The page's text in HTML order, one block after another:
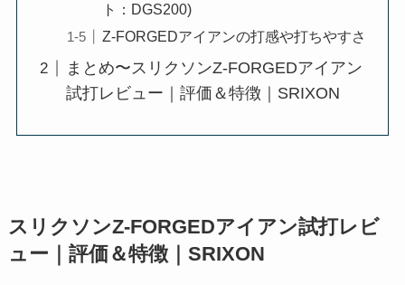
ト：DGS200)
Z-FORGEDアイアンの打感や打ちやすさ
まとめ〜スリクソンZ-FORGEDアイアン
試打レビュー｜評価＆特徴｜SRIXON
スリクソンZ-FORGEDアイアン試打レビ
ュー｜評価＆特徴｜SRIXON